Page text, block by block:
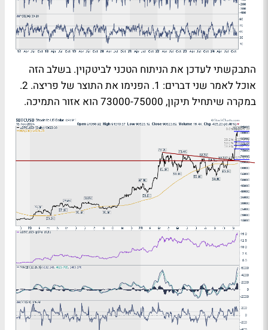
התבקשתי לעדכן את הניתוח הטכני לביטקוין. בשלב הזה
אוכל לאמר שני דברים: 1. הפנימו את התוצר של פריצה. 2.
במקרה שיתחיל תיקון, 73000-75000 הוא אזור התמיכה.